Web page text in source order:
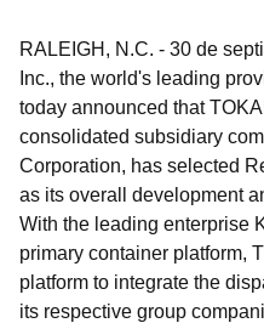
RALEIGH, N.C. - 30 de
Inc., the world's leading
today announced that
consolidated subsidiary
Corporation, has selected
as its overall development
With the leading enterprise
primary container platform,
platform to integrate the
its respective group